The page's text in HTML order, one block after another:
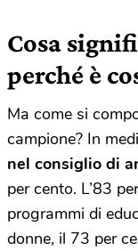
Cosa
perché è
Ma come si
campione? In
nel consiglio di
per cento. L’83
programmi di
donne, il 73 per